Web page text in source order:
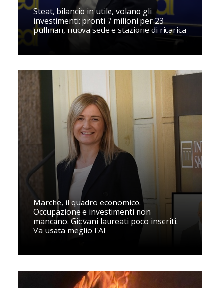
Steat, bilancio in utile, volano gli
investimenti: pronti 7 milioni per 23
pullman, nuova sede e stazione di ricarica
Marche, il quadro economico.
Occupazione e investimenti non
mancano. Giovani laureati poco inseriti.
Va usata meglio l'AI